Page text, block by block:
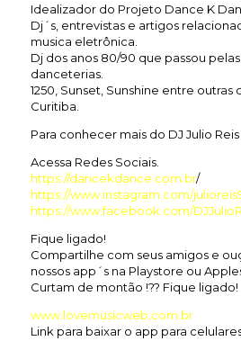
Idealizador do Projeto Dance K
Dj´s, entrevistas e artigos
musica eletrônica.
Dj dos anos 80/90 que passou
danceterias.
1250, Sunset, Sunshine entre outras
Curitiba.
Para conhecer mais do DJ Julio Reis
Acessa Redes Sociais.
https://dancekdance.com.br/
https://www.instagram.com/
https://www.facebook.com/
Fique ligado!
Compartilhe com seus amigos e
nossos app´s na Playstore ou
Curtam de montão !?? Fique ligado!
www.lovemusicweb.com.br
Link para baixar o app para